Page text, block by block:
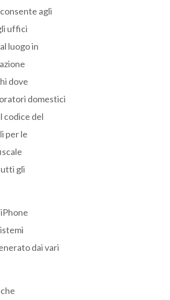
agli
uffici
luogo in
dove
domestici
codice del
per le
gli
dai vari